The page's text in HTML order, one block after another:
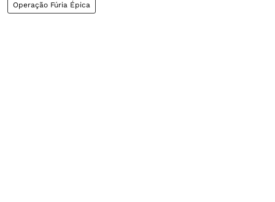
Operação Fúria Épica